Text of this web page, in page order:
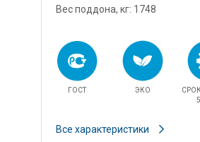
Вес поддона, кг: 1748
ГОСТ ЭКО
Все характеристики